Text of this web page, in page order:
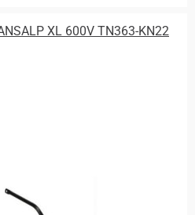
XL 600V TN363-KN22